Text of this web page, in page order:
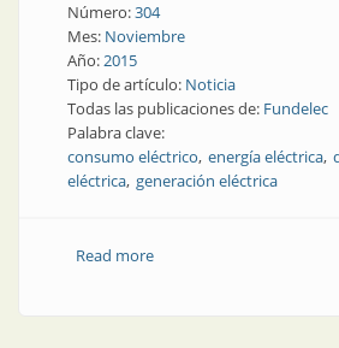
Número:304
Mes: Noviembre
Año:2015
Tipo de artículo: Noticia
Todas las publicaciones de: Fundelec
Palabra clave:
consumo eléctrico energía eléctrica
eléctrica generación eléctrica
Read moreabout Noticia | Aumentó